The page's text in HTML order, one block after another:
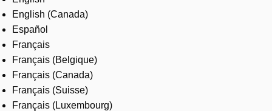
English (Canada)
Español
Français
Français (Belgique)
Français (Canada)
Français (Suisse)
Français (Luxembourg)